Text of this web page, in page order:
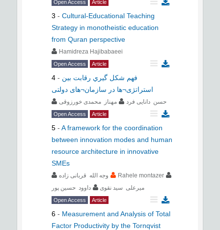
Open Access Article
3 - Cultural-Educational Teaching
Strategy in monotheistic education
from Quran perspective
Hamidreza Hajibabaeei
Open Access Article
4 - فهم شكل گيري رقابت بین
استراتژی¬ها در سازمان¬های دولتی
حسن دانایی فرد مهناز محمدی خورزوقی
Open Access Article
5 - A framework for the coordination
between innovation modes and human
resource architecture in innovative
SMEs
وجه الله قربانی زاده
Rahele montazer
میرعلی سید نقوی
داوود حسین پور
Open Access Article
6 - Measurement and Analysis of Total
Factor Productivity by the Tornqvist